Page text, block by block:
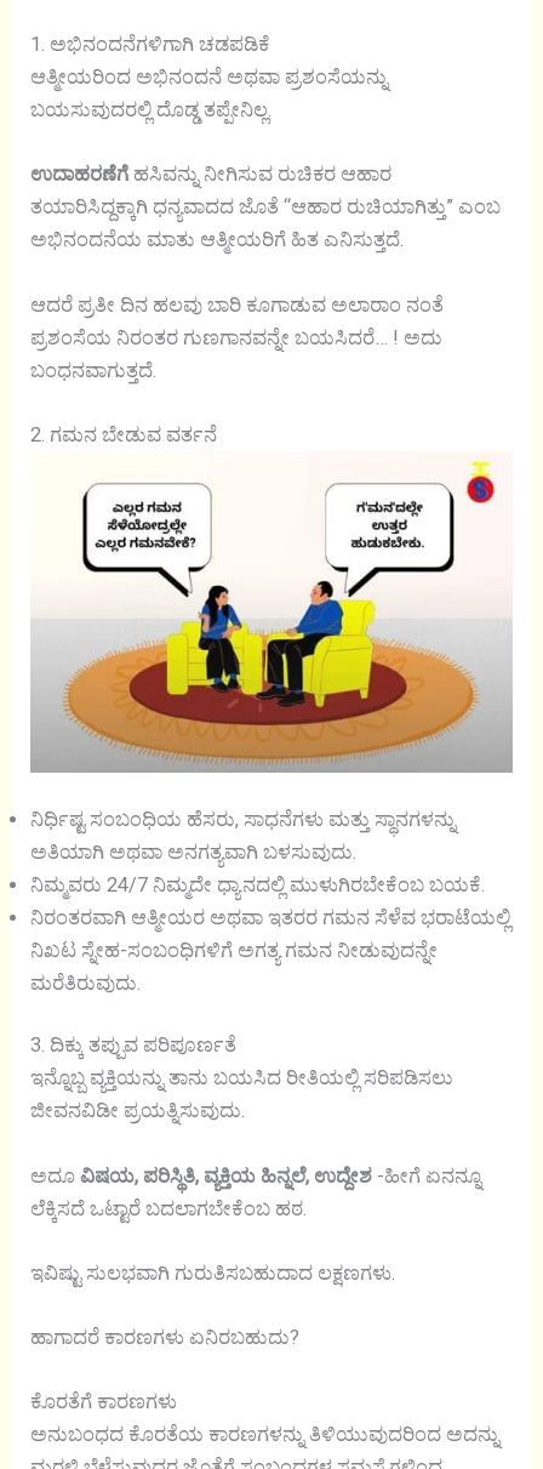
1. ಅಭಿನಂದನೆಗಳಿಗಾಗಿ ಚಡಪಡಿಕೆ
ಆತ್ಮೀಯರಿಂದ ಅಭಿನಂದನೆ ಅಥವಾ ಪ್ರಶಂಸೆಯನ್ನು
ಬಯಸುವುದರಲ್ಲಿ ದೊಡ್ಡ ತಪ್ಪೇನಿಲ್ಲ.
ಉದಾಹರಣೆಗೆ ಹಸಿವನ್ನು ನೀಗಿಸುವ ರುಚಿಕರ ಆಹಾರ
ತಯಾರಿಸಿದ್ದಕ್ಕಾಗಿ ಧನ್ಯವಾದದ ಜೊತೆ “ಆಹಾರ ರುಚಿಯಾಗಿತ್ತು” ಎಂಬ
ಅಭಿನಂದನೆಯ ಮಾತು ಆತ್ಮೀಯರಿಗೆ ಹಿತ ಎನಿಸುತ್ತದೆ.
ಆದರೆ ಪ್ರತೀ ದಿನ ಹಲವು ಬಾರಿ ಕೂಗಾಡುವ ಅಲಾರಾಂ ನಂತೆ
ಪ್ರಶಂಸೆಯ ನಿರಂತರ ಗುಣಗಾನವನ್ನೇ ಬಯಸಿದರೆ… ! ಅದು
ಬಂಧನವಾಗುತ್ತದೆ.
2. ಗಮನ ಬೇಡುವ ವರ್ತನೆ
ನಿರ್ಧಿಷ್ಟ ಸಂಬಂಧಿಯ ಹೆಸರು, ಸಾಧನೆಗಳು ಮತ್ತು ಸ್ಥಾನಗಳನ್ನು
ಅತಿಯಾಗಿ ಅಥವಾ ಅನಗತ್ಯವಾಗಿ ಬಳಸುವುದು.
ನಿಮ್ಮವರು 24/7 ನಿಮ್ಮದೇ ಧ್ಯಾನದಲ್ಲಿ ಮುಳುಗಿರಬೇಕೆಂಬ ಬಯಕೆ.
ನಿರಂತರವಾಗಿ ಆತ್ಮೀಯರ ಅಥವಾ ಇತರರ ಗಮನ ಸೆಳೆವ ಭರಾಟೆಯಲ್ಲಿ
ನಿಖಟ ಸ್ನೇಹ-ಸಂಬಂಧಿಗಳಿಗೆ ಅಗತ್ಯ ಗಮನ ನೀಡುವುದನ್ನೇ
ಮರೆತಿರುವುದು.
3. ದಿಕ್ಕು ತಪ್ಪುವ ಪರಿಪೂರ್ಣತೆ
ಇನ್ನೊಬ್ಬ ವ್ಯಕ್ತಿಯನ್ನು ತಾನು ಬಯಸಿದ ರೀತಿಯಲ್ಲಿ ಸರಿಪಡಿಸಲು
ಜೀವನವಿಡೀ ಪ್ರಯತ್ನಿಸುವುದು.
ಅದೂವಿಷಯ, ಪರಿಸ್ಥಿತಿ, ವ್ಯಕ್ತಿಯ ಹಿನ್ನಲೆ, ಉದ್ದೇಶ -ಹೀಗೆ ಏನನ್ನೂ
ಲೆಕ್ಕಿಸದೆ ಒಟ್ಟಾರೆ ಬದಲಾಗಬೇಕೆಂಬ ಹಠ.
ಇವಿಷ್ಟು ಸುಲಭವಾಗಿ ಗುರುತಿಸಬಹುದಾದ ಲಕ್ಷಣಗಳು.
ಹಾಗಾದರೆ ಕಾರಣಗಳು ಏನಿರಬಹುದು?
ಕೊರತೆಗೆ ಕಾರಣಗಳು
ಅನುಬಂಧದ ಕೊರತೆಯ ಕಾರಣಗಳನ್ನು ತಿಳಿಯುವುದರಿಂದ ಅದನ್ನು